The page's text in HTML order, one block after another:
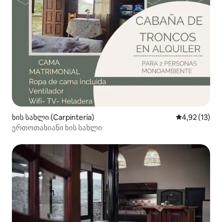
ხის სახლი (Carpintería) საშუალო
4,92 (13)
ერთოთახიანი ხის სახლი